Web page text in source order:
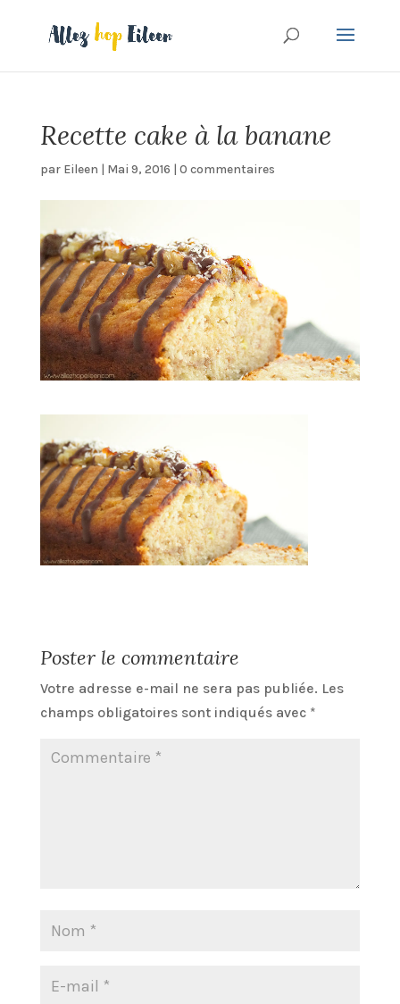
Recette cake à la banane
par Eileen | Mai 9, 2016 | 0 commentaires
Poster le commentaire
Votre adresse e-mail ne sera pas publiée. Les
champs obligatoires sont indiqués avec *